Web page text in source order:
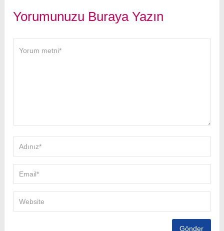
Yorumunuzu Buraya Yazın